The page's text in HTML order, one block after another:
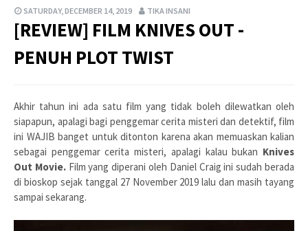
SATURDAY, DECEMBER 14, 2019 TIKA INSANI
[REVIEW] FILM KNIVES OUT -
PENUH PLOT TWIST
Akhir tahun ini ada satu film yang tidak boleh dilewatkan oleh
siapapun, apalagi bagi penggemar cerita misteri dan detektif, film
ini WAJIB banget untuk ditonton karena akan memuaskan kalian
sebagai penggemar cerita misteri, apalagi kalau bukan Knives
Out Movie. Film yang diperani oleh Daniel Craig ini sudah berada
di bioskop sejak tanggal 27 November 2019 lalu dan masih tayang
sampai sekarang.